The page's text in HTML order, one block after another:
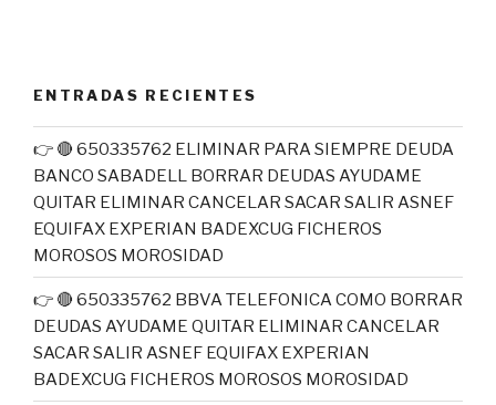
ENTRADAS RECIENTES
👉 🔴 650335762 ELIMINAR PARA SIEMPRE DEUDA
BANCO SABADELL BORRAR DEUDAS AYUDAME
QUITAR ELIMINAR CANCELAR SACAR SALIR ASNEF
EQUIFAX EXPERIAN BADEXCUG FICHEROS
MOROSOS MOROSIDAD
👉 🔴 650335762 BBVA TELEFONICA COMO BORRAR
DEUDAS AYUDAME QUITAR ELIMINAR CANCELAR
SACAR SALIR ASNEF EQUIFAX EXPERIAN
BADEXCUG FICHEROS MOROSOS MOROSIDAD